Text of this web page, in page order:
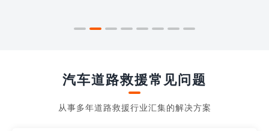
汽车道路救援常见问题
从事多年道路救援行业汇集的解决方案